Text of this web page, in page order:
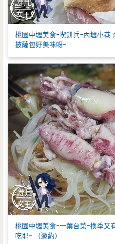
桃園中壢美食-喫餅兵-內壢小巷
披薩包好美味呀~
桃園中壢美食-一葉台菜-換季又
吃耶~ （邀約）